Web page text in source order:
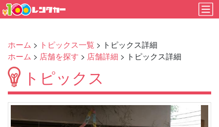
ホーム > トピックス一覧 > トピックス詳細
ホーム > 店舗を探す > 店舗詳細 > トピックス詳細
トピックス